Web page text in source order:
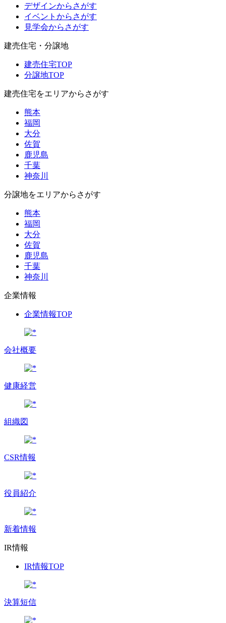
デザインからさがす
イベントからさがす
見学会からさがす
建売住宅・分譲地
建売住宅TOP
分譲地TOP
建売住宅をエリアからさがす
熊本
福岡
大分
佐賀
鹿児島
千葉
神奈川
分譲地をエリアからさがす
熊本
福岡
大分
佐賀
鹿児島
千葉
神奈川
企業情報
企業情報TOP
会社概要
健康経営
組織図
CSR情報
役員紹介
新着情報
IR情報
IR情報TOP
決算短信